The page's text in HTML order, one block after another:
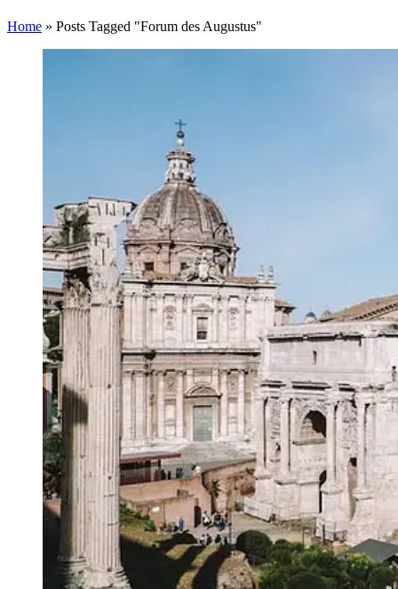
Home » Posts Tagged "Forum des Augustus"